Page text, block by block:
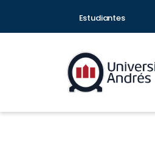
Estudiantes